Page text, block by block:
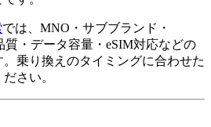
では、MNO・サブブランド・
・データ容量・eSIM対応などの
乗り換えのタイミングに合わせた
さい。